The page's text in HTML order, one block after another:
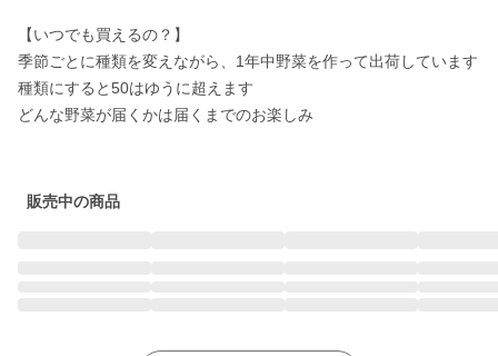
【いつでも買えるの？】
季節ごとに種類を変えながら、1年中野菜を作って出荷しています
種類にすると50はゆうに超えます
どんな野菜が届くかは届くまでのお楽しみ
販売中の商品